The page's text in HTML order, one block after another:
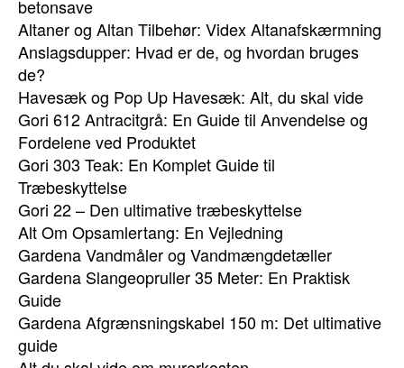
betonsave
Altaner og Altan Tilbehør: Videx Altanafskærmning
Anslagsdupper: Hvad er de, og hvordan bruges
de?
Havesæk og Pop Up Havesæk: Alt, du skal vide
Gori 612 Antracitgrå: En Guide til Anvendelse og
Fordelene ved Produktet
Gori 303 Teak: En Komplet Guide til
Træbeskyttelse
Gori 22 – Den ultimative træbeskyttelse
Alt Om Opsamlertang: En Vejledning
Gardena Vandmåler og Vandmængdetæller
Gardena Slangeopruller 35 Meter: En Praktisk
Guide
Gardena Afgrænsningskabel 150 m: Det ultimative
guide